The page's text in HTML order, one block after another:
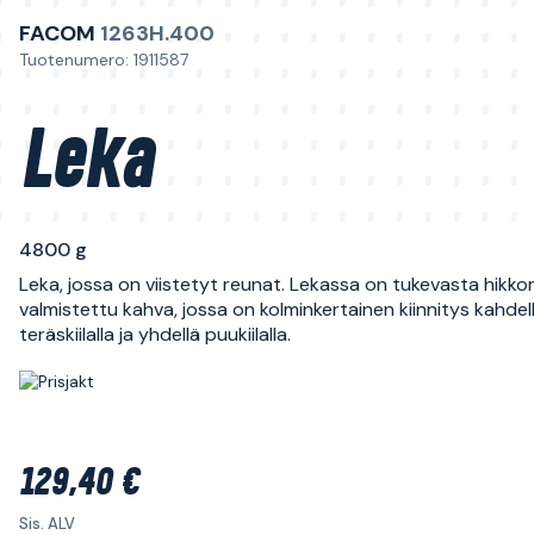
FACOM 1263H.400
Tuotenumero: 1911587
Leka
4800 g
Leka, jossa on viistetyt reunat. Lekassa on tukevasta
valmistettu kahva, jossa on kolminkertainen kiinnitys
teräskiilalla ja yhdellä puukiilalla.
129,40 €
Sis. ALV